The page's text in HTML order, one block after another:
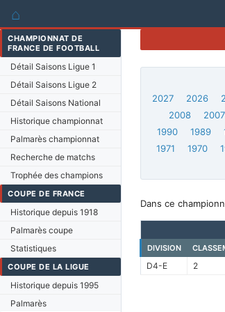
⌂
CHAMPIONNAT DE
FRANCE DE FOOTBALL
Détail Saisons Ligue 1
Détail Saisons Ligue 2
Détail Saisons National
Historique championnat
Palmarès championnat
Recherche de matchs
Trophée des champions
COUPE DE FRANCE
Historique depuis 1918
Palmarès coupe
Statistiques
COUPE DE LA LIGUE
Historique depuis 1995
Palmarès
2027
2026
2008
2007
1990
1989
1971
1970
Dans ce
DIVISION
D4-E 2